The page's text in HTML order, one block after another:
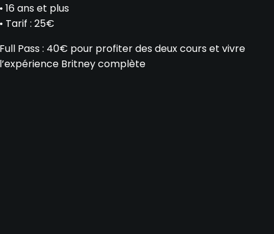
16 ans et plus
Tarif : 25€
Pass : 40€ pour profiter des deux cours et vivre
Britney complète